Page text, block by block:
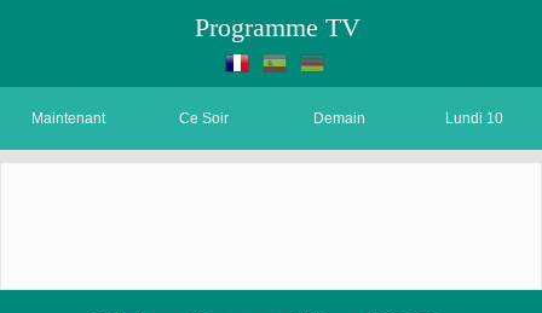
Programme TV
Maintenant Ce Soir Demain Lundi 10